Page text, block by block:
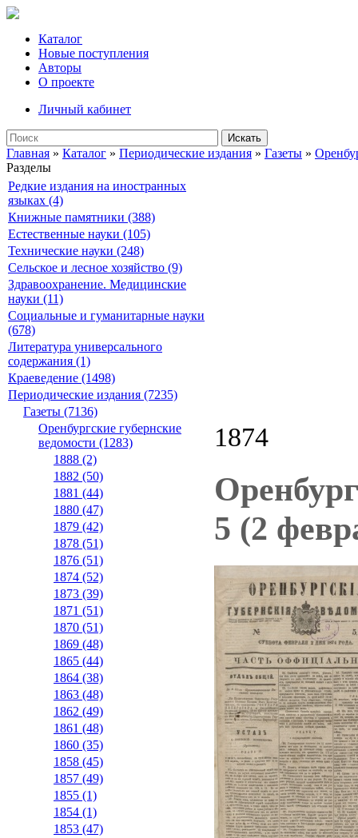
Каталог
Новые поступления
Авторы
О проекте
Личный кабинет
Искать
Главная » Каталог » Периодические издания » Газеты »
Разделы
Редкие издания на иностранных
языках (4)
Книжные памятники (388)
Естественные науки (105)
Технические науки (248)
Сельское и лесное хозяйство (9)
Здравоохранение. Медицинские
науки (11)
Социальные и гуманитарные науки
(678)
Литература универсального
содержания (1)
Краеведение (1498)
Периодические издания (7235)
Газеты (7136)
Оренбургские губернские
ведомости (1283)
1888 (2)
1882 (50)
1881 (44)
1880 (47)
1879 (42)
1878 (51)
1876 (51)
1874 (52)
1873 (39)
1871 (51)
1870 (51)
1869 (48)
1865 (44)
1864 (38)
1863 (48)
1862 (49)
1861 (48)
1860 (35)
1858 (45)
1857 (49)
1855 (1)
1854 (1)
1853 (47)
1874
5 (2